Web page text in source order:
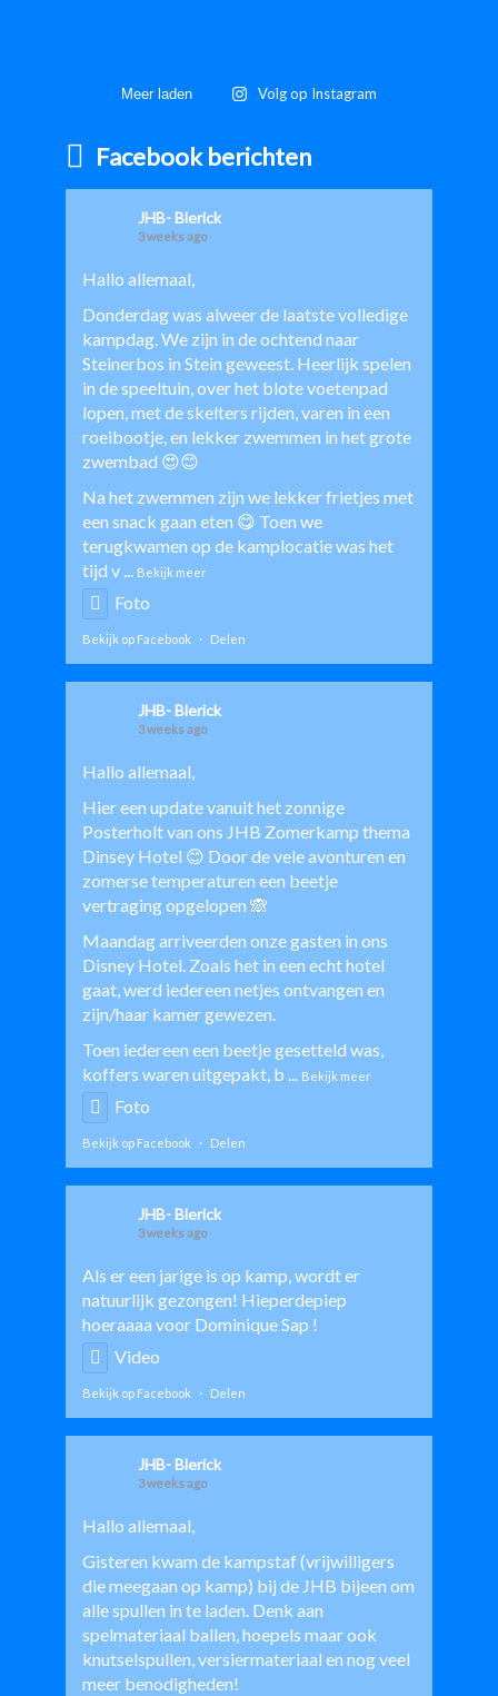
Meer laden Volg op Instagram
Facebook berichten
JHB- Blerick
3 weeks ago
Hallo allemaal,
Donderdag was alweer de laatste volledige
kampdag. We zijn in de ochtend naar
Steinerbos in Stein geweest. Heerlijk spelen
in de speeltuin, over het blote voetenpad
lopen, met de skelters rijden, varen in een
roeibootje, en lekker zwemmen in het grote
zwembad 😍😊
Na het zwemmen zijn we lekker frietjes met
een snack gaan eten 😋 Toen we
terugkwamen op de kamplocatie was het
tijd v ... Bekijk meer
Foto
Bekijk op Facebook · Delen
JHB- Blerick
3 weeks ago
Hallo allemaal,
Hier een update vanuit het zonnige
Posterholt van ons JHB Zomerkamp thema
Dinsey Hotel 😊 Door de vele avonturen en
zomerse temperaturen een beetje
vertraging opgelopen 🙈
Maandag arriveerden onze gasten in ons
Disney Hotel. Zoals het in een echt hotel
gaat, werd iedereen netjes ontvangen en
zijn/haar kamer gewezen.
Toen iedereen een beetje gesetteld was,
koffers waren uitgepakt, b ... Bekijk meer
Foto
Bekijk op Facebook · Delen
JHB- Blerick
3 weeks ago
Als er een jarige is op kamp, wordt er
natuurlijk gezongen! Hieperdepiep
hoeraaaa voor Dominique Sap !
Video
Bekijk op Facebook · Delen
JHB- Blerick
3 weeks ago
Hallo allemaal,
Gisteren kwam de kampstaf (vrijwilligers
die meegaan op kamp) bij de JHB bijeen om
alle spullen in te laden. Denk aan
spelmateriaal ballen, hoepels maar ook
knutselspullen, versiermateriaal en nog veel
meer benodigheden!